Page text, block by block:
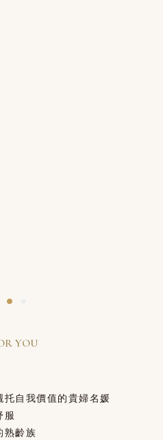
YOU
自我價值的貴婦名媛
服
熟齡族